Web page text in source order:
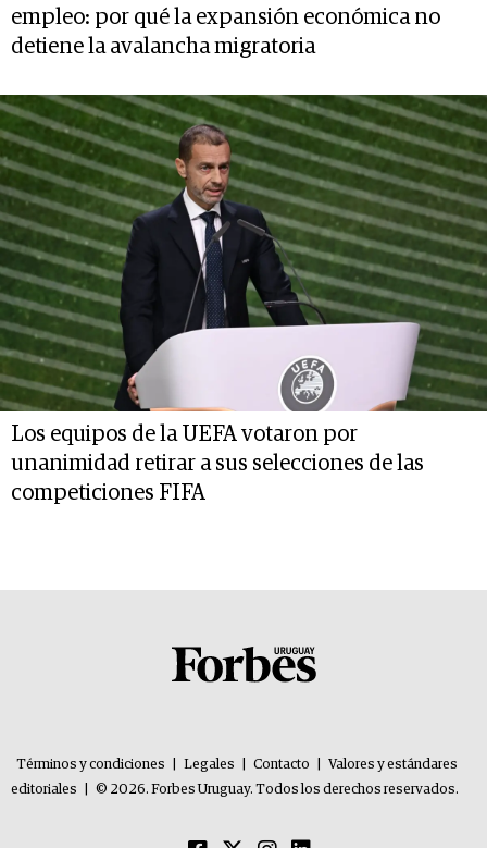
empleo: por qué la expansión económica no
detiene la avalancha migratoria
Los equipos de la UEFA votaron por
unanimidad retirar a sus selecciones de las
competiciones FIFA
Términos y condiciones Legales Contacto
Valores y estándares
editoriales
© 2026. Forbes Uruguay. Todos los derechos reservados.